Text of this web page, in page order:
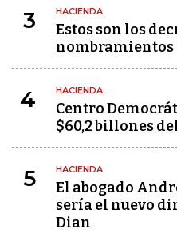
3 HACIENDA
Estos son los
nombramientos
4 HACIENDA
Centro
$60,2 billones
5 HACIENDA
El abogado
sería el nuevo
Dian